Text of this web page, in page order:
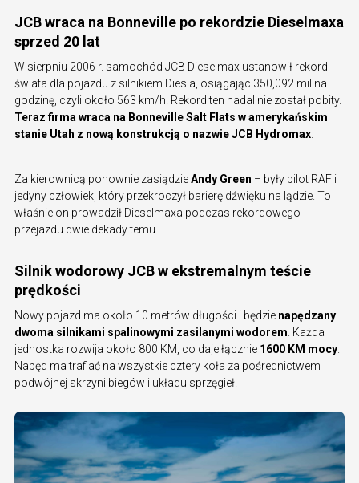
JCB wraca na Bonneville po rekordzie Dieselmaxa
sprzed 20 lat
W sierpniu 2006 r. samochód JCB Dieselmax ustanowił rekord
świata dla pojazdu z silnikiem Diesla, osiągając 350,092 mil na
godzinę, czyli około 563 km/h. Rekord ten nadal nie został pobity.
Teraz firma wraca na Bonneville Salt Flats w amerykańskim
stanie Utah z nową konstrukcją o nazwie JCB Hydromax
Za kierownicą ponownie zasiądzieAndy Green – były pilot RAF i
jedyny człowiek, który przekroczył barierę dźwięku na lądzie. To
właśnie on prowadził Dieselmaxa podczas rekordowego
przejazdu dwie dekady temu.
Silnik wodorowy JCB w ekstremalnym teście
prędkości
Nowy pojazd ma około 10 metrów długości i będzie napędzany
dwoma silnikami spalinowymi zasilanymi wodorem . Każda
jednostka rozwija około 800 KM, co daje łącznie 1600 KM mocy
Napęd ma trafiać na wszystkie cztery koła za pośrednictwem
podwójnej skrzyni biegów i układu sprzęgieł.